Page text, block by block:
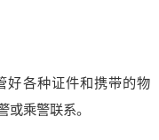
好各种证件和携带的物
或乘警联系。